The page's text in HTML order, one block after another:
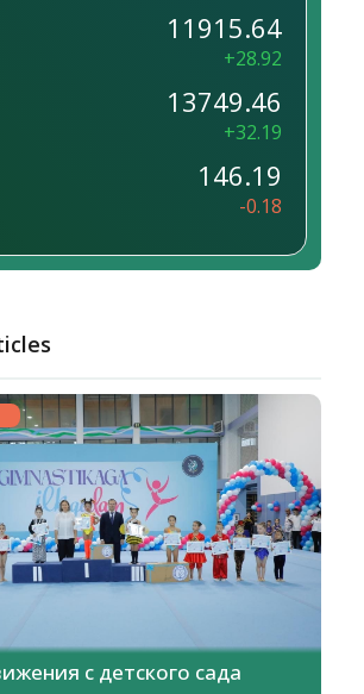
11915.64
+28.92
13749.46
+32.19
146.19
-0.18
с детского сада